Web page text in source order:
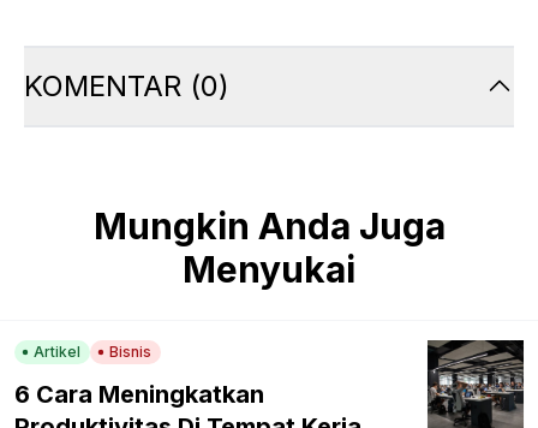
KOMENTAR (0)
Mungkin Anda Juga
Menyukai
Artikel Bisnis
6 Cara Meningkatkan